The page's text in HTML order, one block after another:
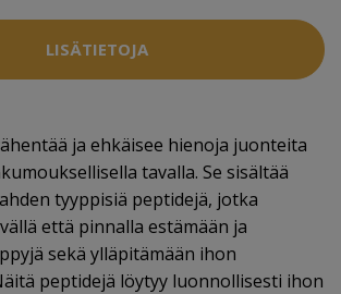
LISÄTIETOJA
ja ehkäisee hienoja juonteita
tavalla. Se sisältää
tyyppisiä peptidejä, jotka
että pinnalla estämään ja
sekä ylläpitämään ihon
peptidejä löytyy luonnollisesti ihon